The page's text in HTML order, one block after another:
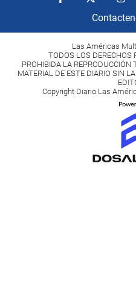
Las Américas
TODOS LOS DERECHOS
PROHIBIDA LA REPRODUCCIÓN
MATERIAL DE ESTE DIARIO SIN
Copyright Diario Las